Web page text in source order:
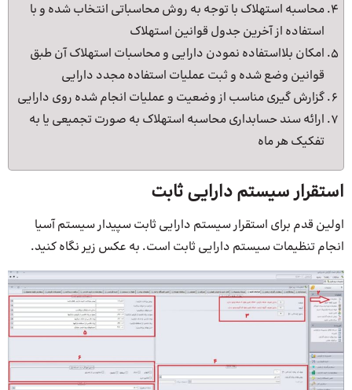
محاسبه استهلاک با توجه به روش محاسباتی انتخاب شده و با
استفاده از آخرین جدول قوانین استهلاک
امکان بلااستفاده نمودن دارایی و محاسبات استهلاک آن طبق
قوانین وضع شده و ثبت عملیات استفاده مجدد دارایی
گزارش گیری مناسب از وضعیت و عملیات انجام شده روی دارایی
ارائه سند حسابداری محاسبه استهلاک به صورت تجمیعی یا به
تفکیک هر ماه
استقرار سیستم دارایی ثابت
اولین قدم برای استقرار سیستم دارایی ثابت سپیدار سیستم آسیا
انجام تنظیمات سیستم دارایی ثابت است. به عکس زیر نگاه کنید.